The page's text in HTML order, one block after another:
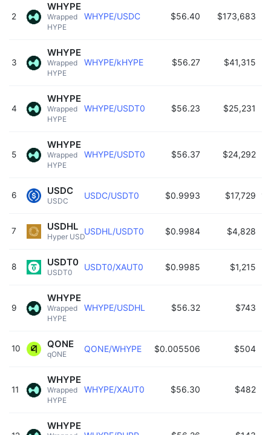
2
Wrapped
HYPE
WHYPE
WHYPE/USDC $56.40 $173,683
3
Wrapped
HYPE
WHYPE
WHYPE/kHYPE $56.27 $41,315
4
Wrapped
HYPE
WHYPE
WHYPE/USDT0 $56.23 $25,231
5
Wrapped
HYPE
WHYPE
WHYPE/USDT0 $56.37 $24,292
6
USDC
USDC USDC/USDT0 $0.9993 $17,729
7
Hyper USD
USDHL USDHL/USDT0 $0.9984 $4,828
8
USDT0
USDT0 USDT0/XAUT0 $0.9985 $1,215
9
Wrapped
HYPE
WHYPE
WHYPE/USDHL $56.32 $743
10
qONE
QONE QONE/WHYPE $0.005506 $504
11
Wrapped
HYPE
WHYPE
WHYPE/XAUT0 $56.30 $482
WHYPE